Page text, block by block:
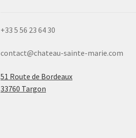
+33 5 56 23 64 30
contact@chateau-sainte-marie.com
51 Route de Bordeaux
33760 Targon